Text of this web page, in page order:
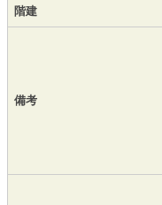
階建
備考